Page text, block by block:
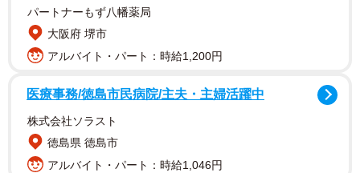
パートナーもず八幡薬局
大阪府 堺市
アルバイト・パート：時給1,200円
医療事務/徳島市民病院/主夫・主婦活躍中
株式会社ソラスト
徳島県 徳島市
アルバイト・パート：時給1,046円